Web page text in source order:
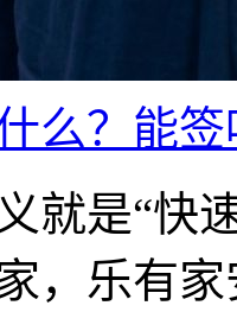
么？能签
就是“快
，乐有